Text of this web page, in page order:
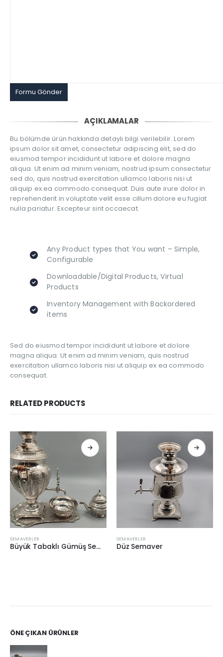
AÇIKLAMALAR
Bu bölümde ürün hakkında detaylı bilgi verilebilir. Lorem
ipsum dolor sit amet, consectetur adipiscing elit, sed do
eiusmod tempor incididunt ut labore et dolore magna
aliqua. Ut enim ad minim veniam, nostrud ipsum consectetur
sed do, quis nostrud exercitation ullamco laboris nisi ut
aliquip ex ea commodo consequat. Duis aute irure dolor in
reprehenderit in voluptate velit esse cillum dolore eu fugiat
nulla pariatur. Excepteur sint occaecat.
Any Product types that You want – Simple,
Configurable
Downloadable/Digital Products, Virtual
Products
Inventory Management with Backordered
items
Sed do eiusmod tempor incididunt ut labore et dolore
magna aliqua. Ut enim ad minim veniam, quis nostrud
exercitation ullamco laboris nisi ut aliquip ex ea commodo
consequat.
RELATED PRODUCTS
SEMAVERLER
Büyük Tabaklı Gümüş Semaver
SEMAVERLER
Düz Semaver
ÖNE ÇIKAN ÜRÜNLER